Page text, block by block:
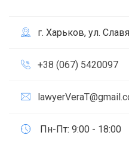
г. Харьков, ул.
+38 (067) 5420097
Пн-Пт: 9:00 - 18:00